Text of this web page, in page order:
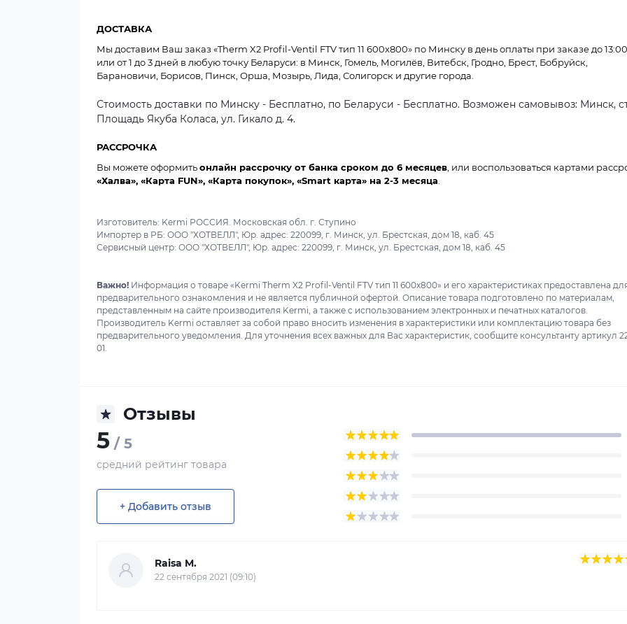
ДОСТАВКА
Мы доставим Ваш заказ «Therm X2 Profil-Ventil FTV тип 11 600x800» по Минску в день оплаты при заказе до 13:00,
или от 1 до 3 дней в любую точку Беларуси: в Минск, Гомель, Могилёв, Витебск, Гродно, Брест, Бобруйск,
Барановичи, Борисов, Пинск, Орша, Мозырь, Лида, Солигорск и другие города.
Стоимость доставки по Минску - Бесплатно, по Беларуси - Бесплатно. Возможен самовывоз: Минск,
Площадь Якуба Коласа, ул. Гикало д. 4.
РАССРОЧКА
Вы можете оформитьонлайн рассрочку от банка сроком до 6 месяцев , или воспользоваться картами
«Халва», «Карта FUN», «Карта покупок», «Smart карта» на 2-3 месяца
Изготовитель: Kermi РОССИЯ. Московская обл. г. Ступино
Импортер в РБ: ООО "ХОТВЕЛЛ", Юр. адрес: 220099, г. Минск, ул. Брестская, дом 18, каб. 45
Сервисный центр: ООО "ХОТВЕЛЛ", Юр. адрес: 220099, г. Минск, ул. Брестская, дом 18, каб. 45
Важно! Информация о товаре «Kermi Therm X2 Profil-Ventil FTV тип 11 600x800» и его характеристиках предоставлена
предварительного ознакомления и не является публичной офертой. Описание товара подготовлено по материалам,
представленным на сайте производителя Kermi, а также с использованием электронных и печатных каталогов.
Производитель Kermi оставляет за собой право вносить изменения в характеристики или комплектацию товара без
предварительного уведомления. Для уточнения всех важных для Вас характеристик, сообщите консультанту артикул
01.
Отзывы
5 / 5
средний рейтинг товара
+ Добавить отзыв
Raisa M.
22 сентября 2021 (09:10)